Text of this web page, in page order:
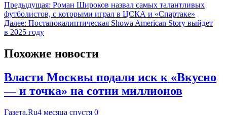
Предыдущая: Роман Широков назвал самых талантливых
футболистов, с которыми играл в ЦСКА и «Спартаке»
Далее: Постапокалиптическая Showa American Story выйдет
в 2025 году
Похожие новости
Власти Москвы подали иск к «Вкусно
— и точка» на сотни миллионов
Газета.Ru4 месяца спустя 0